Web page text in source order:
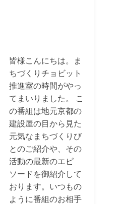
皆様こんにちは。ま
ちづくりチョビット
推進室の時間がやっ
てまいりました。 こ
の番組は地元京都の
建設屋の目から見た
元気なまちづくりび
とのご紹介や、その
活動の最新のエピ
ソードを御紹介して
おります。いつもの
ように番組のお相手